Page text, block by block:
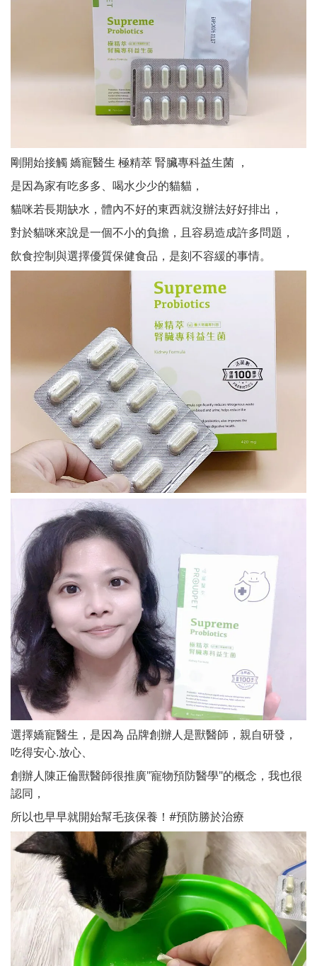
剛開始接觸 嬌寵醫生 極精萃 腎臟專科益生菌 ，
是因為家有吃多多、喝水少少的貓貓，
貓咪若長期缺水，體內不好的東西就沒辦法好好排出，
對於貓咪來說是一個不小的負擔，且容易造成許多問題，
飲食控制與選擇優質保健食品，是刻不容緩的事情。
選擇嬌寵醫生，是因為 品牌創辦人是獸醫師，親自研發，
吃得安心.放心、
創辦人陳正倫獸醫師很推廣"寵物預防醫學"的概念，我也很
認同，
所以也早早就開始幫毛孩保養！#預防勝於治療